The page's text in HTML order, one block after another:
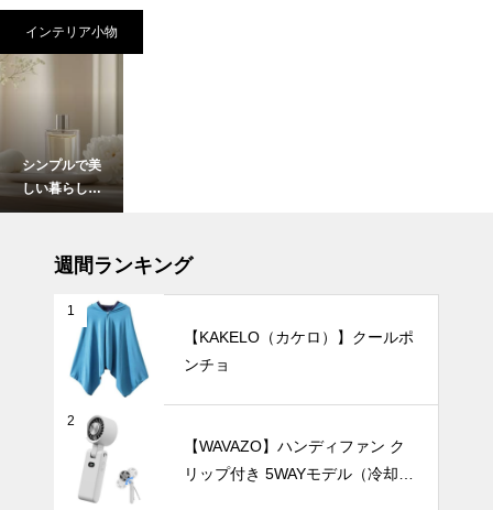
インテリア小物
シンプルで美
しい暮らし。
北欧花瓶がつ
テリア。
やわらかな光
をまとう空間
づくり。白磁
の花瓶で演出
するモダンな
インテリア小物
週間ランキング
1
【KAKELO（カケロ）】クールポ
ンチョ
2
【WAVAZO】ハンディファン ク
リップ付き 5WAYモデル（冷却プ